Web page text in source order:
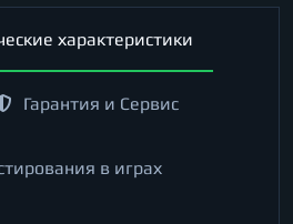
характеристики
Гарантия и Сервис
в играх